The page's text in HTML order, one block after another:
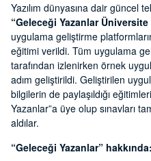
Yazılım dünyasına dair güncel
“Geleceği Yazanlar
uygulama geliştirme
eğitimi verildi. Tüm uygulama
tarafından izlenirken örnek
adım geliştirildi. Geliştirilen
bilgilerin de paylaşıldığı
Yazanlar”a üye olup sınavları
aldılar.
“Geleceği Yazanlar” hakkında: